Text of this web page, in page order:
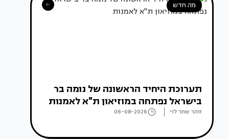
מה חדש
תערוכת היחיד הראשונה של נומה בר
בישראל נפתחה במוזיאון ת"א לאמנות
זוהר שחר לוי 06-08-2026